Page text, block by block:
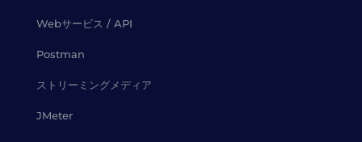
Webサービス / API
Postman
ストリーミングメディア
JMeter